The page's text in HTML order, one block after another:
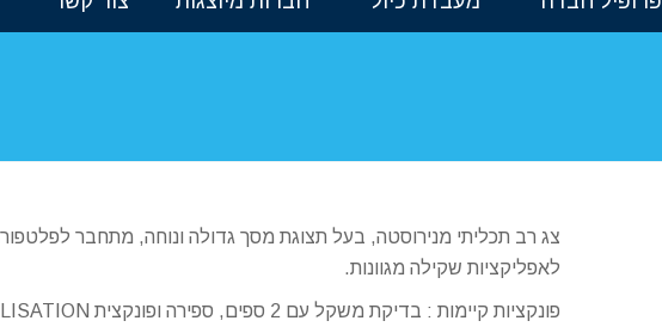
צג רב תכליתי מנירוסטה, בעל תצוגת מסך גדולה ונוחה, מתחבר
לאפליקציות שקילה מגוונות.
פונקציות קיימות : בדיקת משקל עם 2 ספים, ספירה ופונקצית TOTALISATION